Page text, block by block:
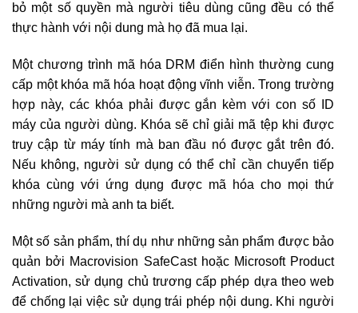
bỏ một số quyền mà người tiêu dùng cũng đều có thể
thực hành với nội dung mà họ đã mua lại.
Một chương trình mã hóa DRM điển hình thường cung
cấp một khóa mã hóa hoạt động vĩnh viễn. Trong trường
hợp này, các khóa phải được gắn kèm với con số ID
máy của người dùng. Khóa sẽ chỉ giải mã tệp khi được
truy cập từ máy tính mà ban đầu nó được gắt trên đó.
Nếu không, người sử dụng có thể chỉ cần chuyển tiếp
khóa cùng với ứng dụng được mã hóa cho mọi thứ
những người mà anh ta biết.
Một số sản phẩm, thí dụ như những sản phẩm được bảo
quản bởi Macrovision SafeCast hoặc Microsoft Product
Activation, sử dụng chủ trương cấp phép dựa theo web
để chống lại việc sử dụng trái phép nội dung. Khi người